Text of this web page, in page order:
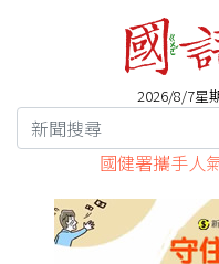
2026/8/7星
國健署攜手人